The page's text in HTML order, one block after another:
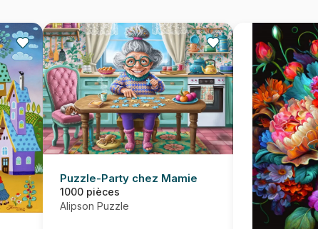
Puzzle-Party chez Mamie
1000 pièces
Alipson Puzzle